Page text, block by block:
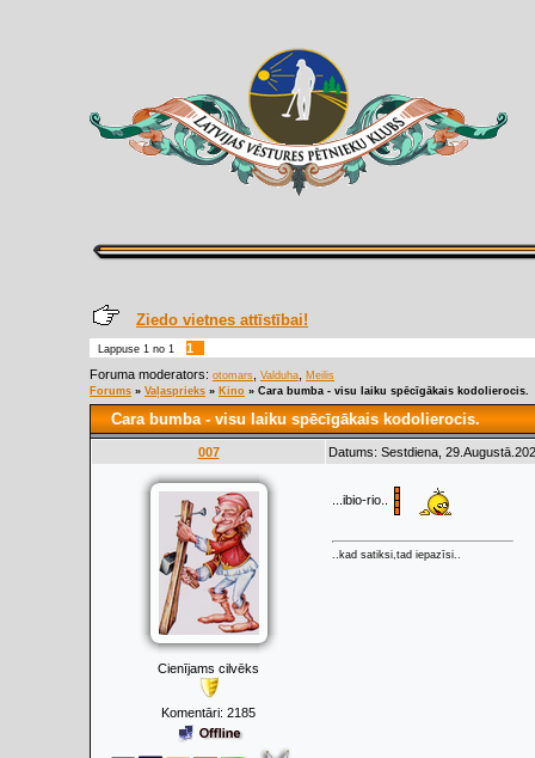
Ziedo vietnes attīstībai!
Lappuse 1 no 1
1
Foruma moderators: otomars Valduha
Meilis
Forums » Vaļasprieks » Kino » Cara bumba - visu laiku spēcīgākais kodolierocis.
Cara bumba - visu laiku spēcīgākais kodolierocis.
007 Datums: Sestdiena,
Cienījams cilvēks
Komentāri: 2185
...ibio-rio..
..kad satiksi,tad iepazīsi..